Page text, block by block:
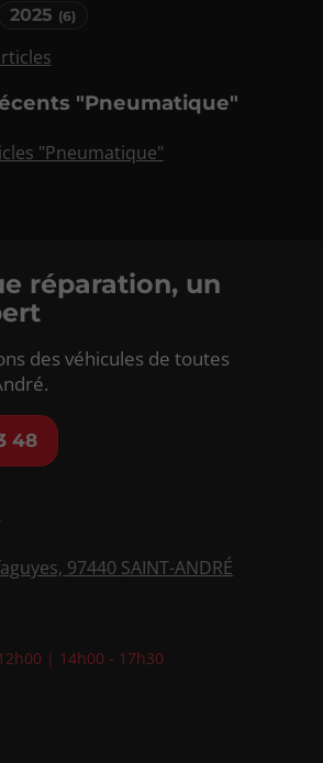
2025 (6)
"Pneumatique"
"Pneumatique"
97440 SAINT-ANDRÉ
| 14h00 - 17h30
réparation, un
des véhicules de toutes
48